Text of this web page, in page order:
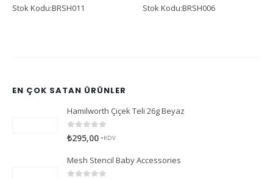
Stok Kodu:BRSH011
Stok Kodu:BRSH006
EN ÇOK SATAN ÜRÜNLER
Hamilworth Çiçek Teli 26g Beyaz
0 5 üzerinden
₺295,00 +KDV
Mesh Stencil Baby Accessories